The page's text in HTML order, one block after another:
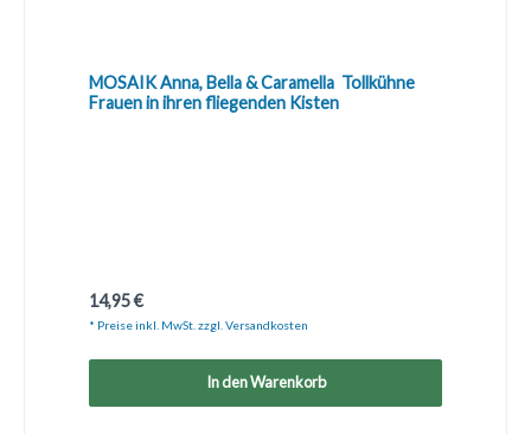
MOSAIK Anna, Bella & Caramella  Tollkühne
Frauen in ihren fliegenden Kisten
Regulärer Preis:
14,95 €
* Preise inkl. MwSt. zzgl. Versandkosten
In den Warenkorb